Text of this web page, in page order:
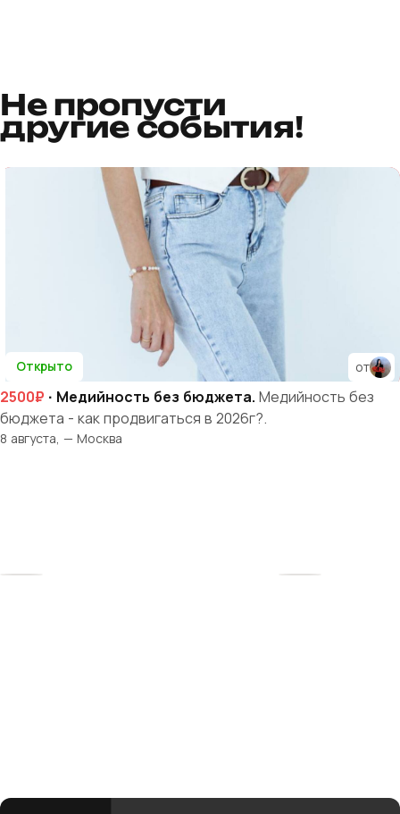
Не пропусти
другие события!
Открыто от
2500₽ · Медийность без бюджета. Медийность без
бюджета - как продвигаться в 2026г?.
8 августа, — Москва